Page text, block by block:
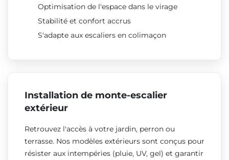
Optimisation de l'espace dans le virage
Stabilité et confort accrus
S'adapte aux escaliers en colimaçon
Installation de monte-escalier
extérieur
Retrouvez l'accès à votre jardin, perron ou
terrasse. Nos modèles extérieurs sont conçus pour
résister aux intempéries (pluie, UV, gel) et garantir